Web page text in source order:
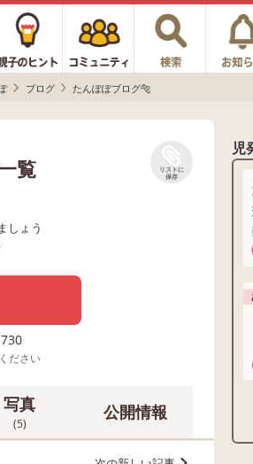
ブログ たんぽぽブログ🐅
覧
リストに
保存
しょう
ださい
写真
(5)
公開情報
児